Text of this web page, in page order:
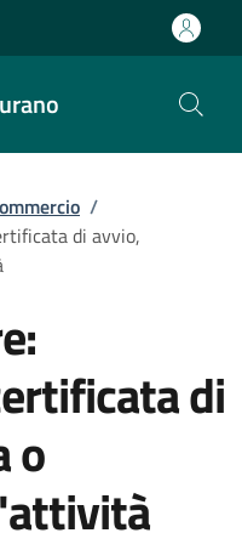
/
di avvio,
di
o